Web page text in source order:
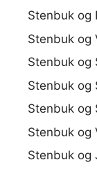
Stenbuk og
Stenbuk og
Stenbuk og
Stenbuk og
Stenbuk og
Stenbuk
Stenbuk og